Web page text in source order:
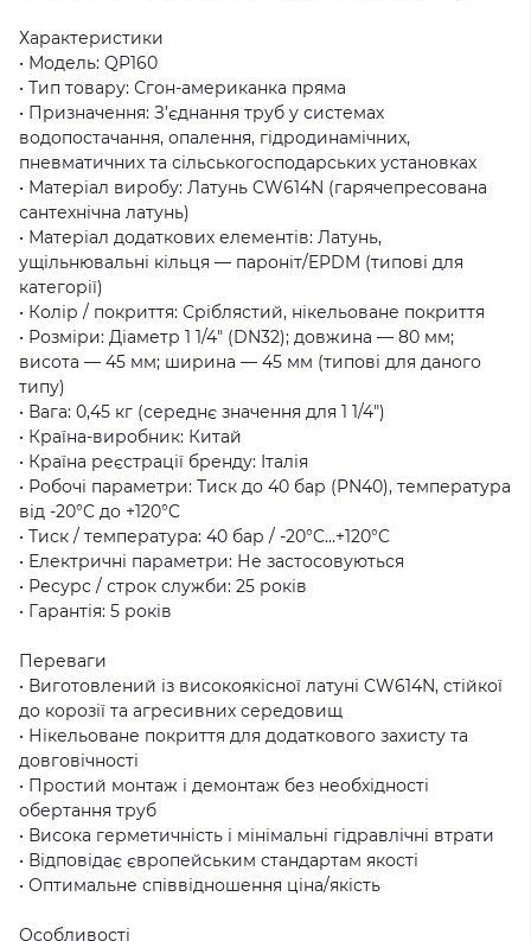
Характеристики
• Модель: QP160
• Тип товару: Сгон-американка пряма
• Призначення: З’єднання труб у системах
водопостачання, опалення, гідродинамічних,
пневматичних та сільськогосподарських установках
• Матеріал виробу: Латунь CW614N (гарячепресована
сантехнічна латунь)
• Матеріал додаткових елементів: Латунь,
ущільнювальні кільця — пароніт/EPDM (типові для
категорії)
• Колір / покриття: Сріблястий, нікельоване покриття
• Розміри: Діаметр 1 1/4″ (DN32); довжина — 80 мм;
висота — 45 мм; ширина — 45 мм (типові для даного
типу)
• Вага: 0,45 кг (середнє значення для 1 1/4″)
• Країна-виробник: Китай
• Країна реєстрації бренду: Італія
• Робочі параметри: Тиск до 40 бар (PN40), температура
від -20°C до +120°C
• Тиск / температура: 40 бар / -20°C...+120°C
• Електричні параметри: Не застосовуються
• Ресурс / строк служби: 25 років
• Гарантія: 5 років
Переваги
• Виготовлений із високоякісної латуні CW614N, стійкої
до корозії та агресивних середовищ
• Нікельоване покриття для додаткового захисту та
довговічності
• Простий монтаж і демонтаж без необхідності
обертання труб
• Висока герметичність і мінімальні гідравлічні втрати
• Відповідає європейським стандартам якості
• Оптимальне співвідношення ціна/якість
Особливості